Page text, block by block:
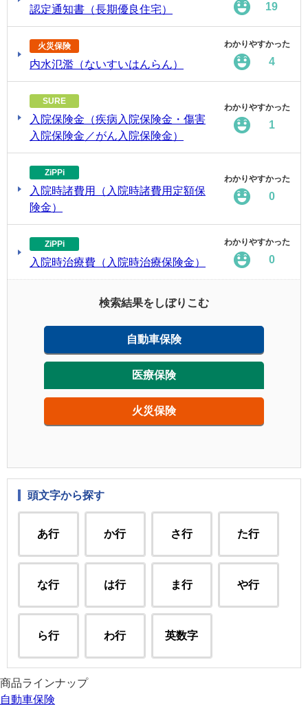
認定通知書（長期優良住宅） 19
火災保険
内水氾濫（ないすいはんらん）
わかりやすかった
4
SURE
入院保険金（疾病入院保険金・傷害
入院保険金／がん入院保険金）
わかりやすかった
1
ZiPPi
入院時諸費用（入院時諸費用定額保
険金）
わかりやすかった
0
ZiPPi
入院時治療費（入院時治療保険金）
わかりやすかった
0
検索結果をしぼりこむ
自動車保険
医療保険
火災保険
頭文字から探す
あ行 か行 さ行 た行
な行 は行 ま行 や行
ら行 わ行 英数字
商品ラインナップ
自動車保険